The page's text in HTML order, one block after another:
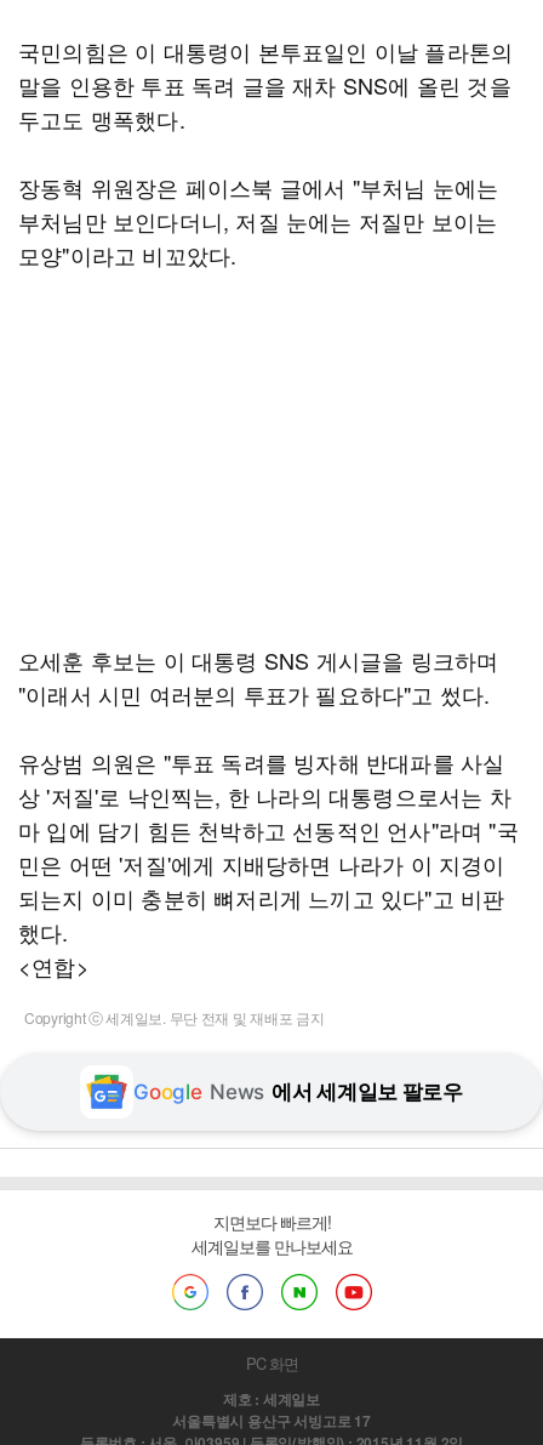
국민의힘은 이 대통령이 본투표일인 이날 플라톤의
말을 인용한 투표 독려 글을 재차 SNS에 올린 것을
두고도 맹폭했다.
장동혁 위원장은 페이스북 글에서 "부처님 눈에는
부처님만 보인다더니, 저질 눈에는 저질만 보이는
모양"이라고 비꼬았다.
오세훈 후보는 이 대통령 SNS 게시글을 링크하며
"이래서 시민 여러분의 투표가 필요하다"고 썼다.
유상범 의원은 "투표 독려를 빙자해 반대파를 사실
상 '저질'로 낙인찍는, 한 나라의 대통령으로서는 차
마 입에 담기 힘든 천박하고 선동적인 언사"라며 "국
민은 어떤 '저질'에게 지배당하면 나라가 이 지경이
되는지 이미 충분히 뼈저리게 느끼고 있다"고 비판
했다.
<연합>
Copyright ⓒ 세계일보. 무단 전재 및 재배포 금지
Google News 에서 세계일보 팔로우
지면보다 빠르게!
세계일보를 만나보세요
PC 화면
제호 : 세계일보
서울특별시 용산구 서빙고로 17